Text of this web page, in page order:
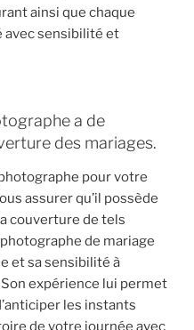
ainsi que chaque
avec sensibilité et
a de
des mariages.
pour votre
assurer qu’il possède
couverture de tels
de mariage
et sa sensibilité à
expérience lui permet
les instants
de votre journée avec